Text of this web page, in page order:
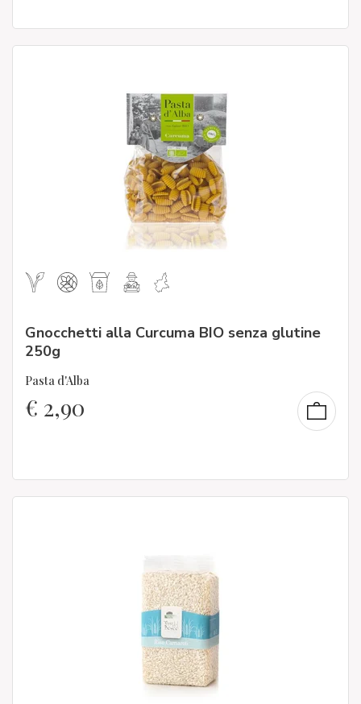
Gnocchetti alla Curcuma BIO senza glutine
250g
Pasta d'Alba
€ 2,90